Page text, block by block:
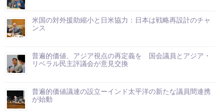
米国の対外援助縮小と日米協力：日本は戦略再設計のチャ
ンス
普遍的価値、アジア視点の再定義を 国会議員とアジア・
リベラル民主評議会が意見交換
普遍的価値議連の設立ーインド太平洋の新たな議員間連携
が始動